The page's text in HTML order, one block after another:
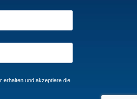
erhalten und akzeptiere die